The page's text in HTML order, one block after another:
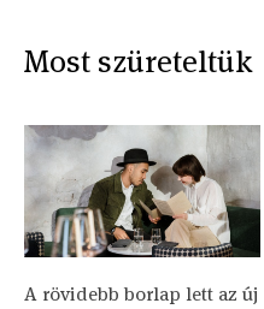
Most szüreteltük
A rövidebb borlap lett az új